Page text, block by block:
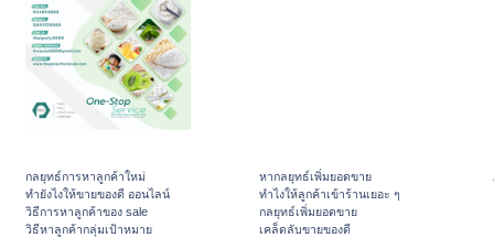
กลยุทธ์การหาลูกค้าใหม่
ทํายังไงให้ขายของดี ออนไลน์
วิธีการหาลูกค้าของ sale
วิธีหาลูกค้ากลุ่มเป้าหมาย
หากลยุทธ์เพิ่มยอดขาย
ทําไงให้ลูกค้าเข้าร้านเยอะ ๆ
กลยุทธ์เพิ่มยอดขาย
เคล็ดลับขายของดี